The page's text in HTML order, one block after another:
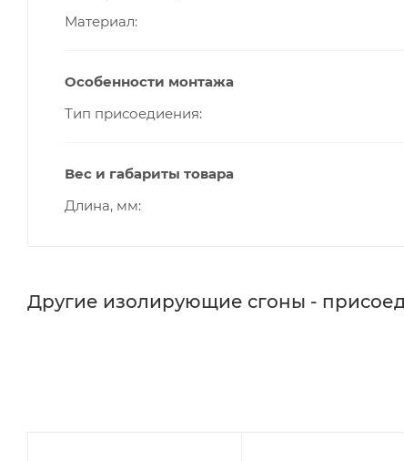
Материал
Особенности монтажа
Тип присоедиения
Вес и габариты товара
Длина, мм
Другие изолирующие сгоны -